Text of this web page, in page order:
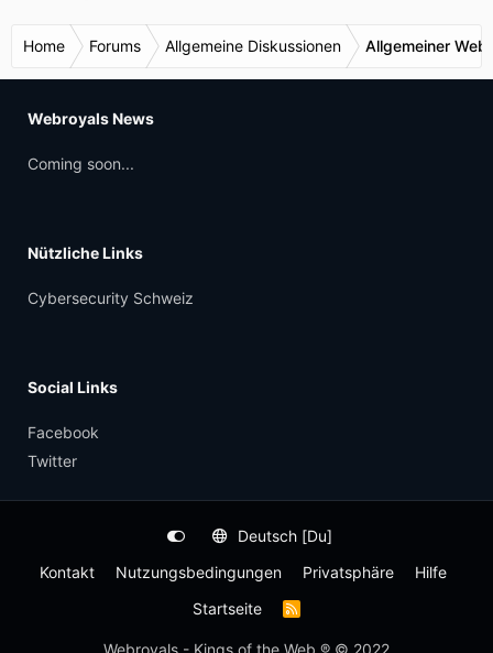
Home Forums Allgemeine Diskussionen Allgemeiner
Webroyals News
Coming soon...
Nützliche Links
Cybersecurity Schweiz
Social Links
Facebook
Twitter
Deutsch [Du]
Kontakt
Nutzungsbedingungen Privatsphäre
Hilfe
Startseite
R
S
Webroyals - Kings of the Web ® © 2022